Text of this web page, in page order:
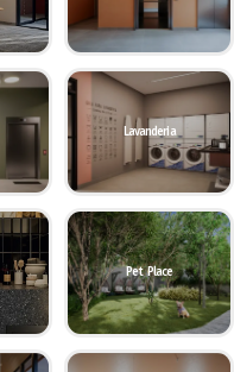
Lavanderia
Pet Place